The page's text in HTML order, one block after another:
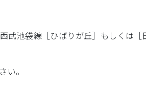
池袋線［ひばりが丘］もしくは［
い。